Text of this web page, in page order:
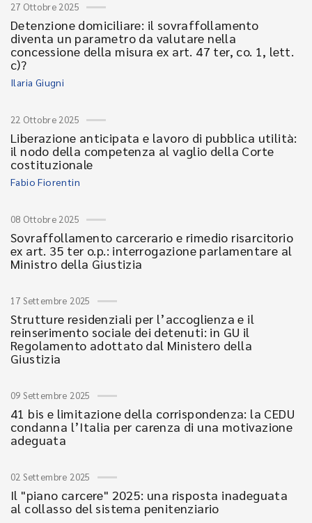
27 Ottobre 2025
Detenzione domiciliare: il sovraffollamento
diventa un parametro da valutare nella
concessione della misura ex art. 47 ter, co. 1, lett.
c)?
Ilaria Giugni
22 Ottobre 2025
Liberazione anticipata e lavoro di pubblica utilità:
il nodo della competenza al vaglio della Corte
costituzionale
Fabio Fiorentin
08 Ottobre 2025
Sovraffollamento carcerario e rimedio risarcitorio
ex art. 35 ter o.p.: interrogazione parlamentare al
Ministro della Giustizia
17 Settembre 2025
Strutture residenziali per l’accoglienza e il
reinserimento sociale dei detenuti: in GU il
Regolamento adottato dal Ministero della
Giustizia
09 Settembre 2025
41 bis e limitazione della corrispondenza: la CEDU
condanna l’Italia per carenza di una motivazione
adeguata
02 Settembre 2025
Il "piano carcere" 2025: una risposta inadeguata
al collasso del sistema penitenziario